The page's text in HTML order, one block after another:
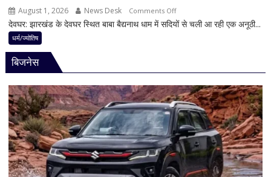
मानी
शिव
की
पूजा
August 1, 2026 News Desk Comments Offon
देवघर
बाबा
बैद्यनाथ
से
पहले
क्यों
होता
है
मां
देवघर: झारखंड के देवघर स्थित बाबा बैद्यनाथ धाम में सदियों से चली आ रही एक अनूठी...
धर्म/ज्योतिष
बिजनेस